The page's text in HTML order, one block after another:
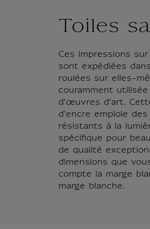
Toiles
Ces impressions
sont expédiées
roulées sur elles-
couramment
d'œuvres d'art.
d'encre emploie
résistants à la
spécifique pour
de qualité
dimensions que
compte la marge
marge blanche.